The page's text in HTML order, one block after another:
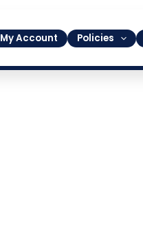
My Account Policies